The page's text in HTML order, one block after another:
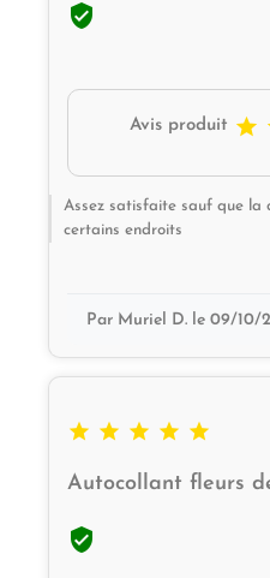

Avis produit 
Assez satisfaite sauf que la
certains endroits
Par Muriel D. le 09/10/
    
Autocollant fleurs
